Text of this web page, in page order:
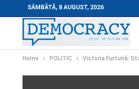
SÂMBĂTĂ, 8 AUGUST, 2026
Home POLITIC Victoria Furtună: